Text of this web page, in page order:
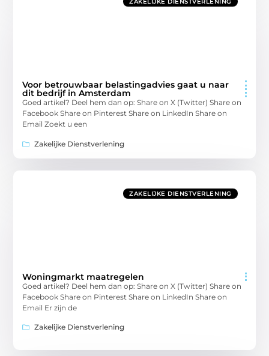
ZAKELIJKE DIENSTVERLENING
Voor betrouwbaar belastingadvies gaat u naar
dit bedrijf in Amsterdam
Goed artikel? Deel hem dan op: Share on X (Twitter) Share on
Facebook Share on Pinterest Share on LinkedIn Share on
Email Zoekt u een
Zakelijke Dienstverlening
ZAKELIJKE DIENSTVERLENING
Woningmarkt maatregelen
Goed artikel? Deel hem dan op: Share on X (Twitter) Share on
Facebook Share on Pinterest Share on LinkedIn Share on
Email Er zijn de
Zakelijke Dienstverlening